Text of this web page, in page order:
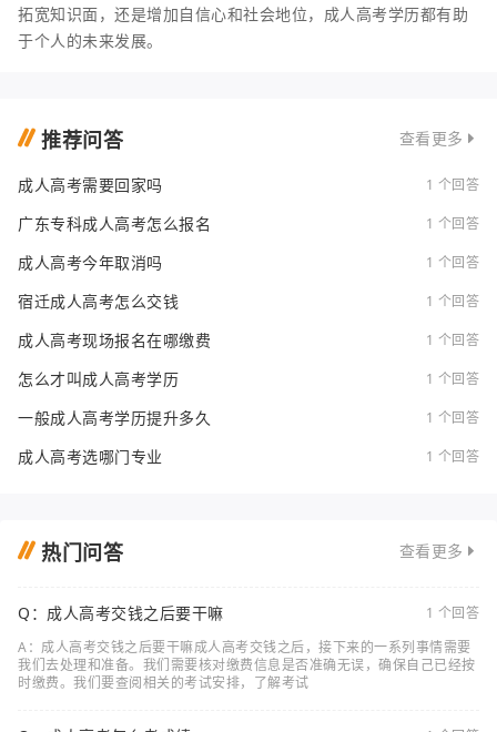
拓宽知识面，还是增加自信心和社会地位，成人高考学历都有助
于个人的未来发展。
推荐问答 查看更多
成人高考需要回家吗 1 个回答
广东专科成人高考怎么报名 1 个回答
成人高考今年取消吗 1 个回答
宿迁成人高考怎么交钱 1 个回答
成人高考现场报名在哪缴费 1 个回答
怎么才叫成人高考学历 1 个回答
一般成人高考学历提升多久 1 个回答
成人高考选哪门专业 1 个回答
热门问答 查看更多
Q：成人高考交钱之后要干嘛
1 个回答
A：成人高考交钱之后要干嘛成人高考交钱之后，接下来的一系列事情需要
我们去处理和准备。我们需要核对缴费信息是否准确无误，确保自己已经按
时缴费。我们要查阅相关的考试安排，了解考试